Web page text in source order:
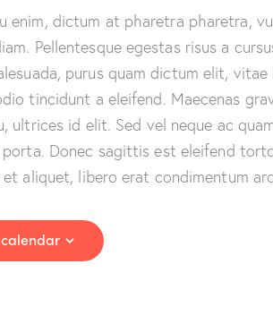
enim, dictum at pharetra pharetra,
Pellentesque egestas risus a
purus quam dictum elit,
tincidunt a eleifend. Maecenas
ultrices id elit. Sed vel neque ac
Donec sagittis est eleifend
aliquet, libero erat condimentum